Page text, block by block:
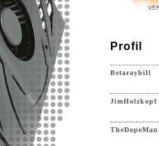
Profil
Betaraybill
JimHolzkopf
TheDopeMan